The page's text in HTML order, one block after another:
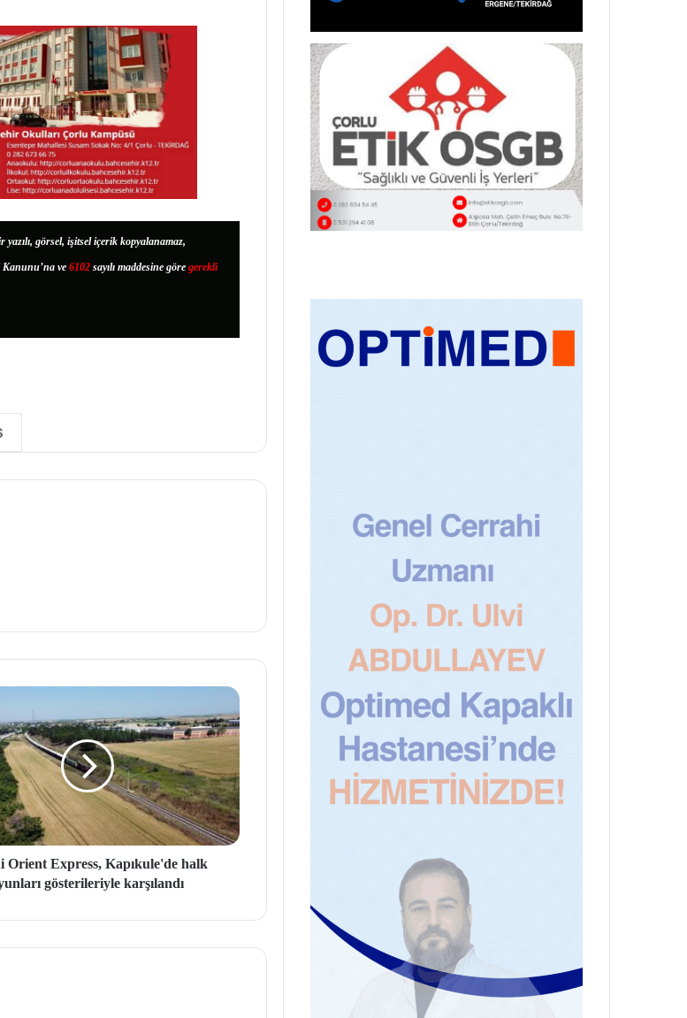
yazılı, görsel, işitsel içerik kopyalanamaz,
Kanunu’na ve 6102 sayılı maddesine göre gerekli
Orient Express, Kapıkule'de halk
gösterileriyle karşılandı